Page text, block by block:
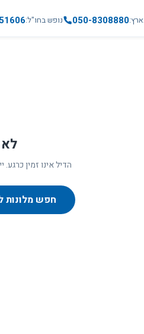
050-8308880 נופש בחו"ל
הדיל אינו זמין
חפש מלונות